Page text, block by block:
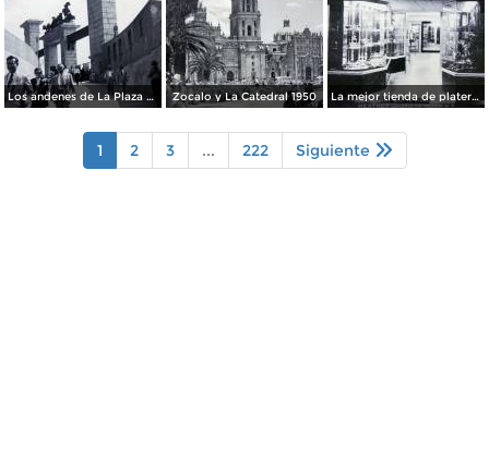
Los andenes de La Plaza de toros Ciudad de México 1950 Zocalo y La Catedral 1950 La mejor tienda de plateria.
1 2 3 ... 222 Siguiente